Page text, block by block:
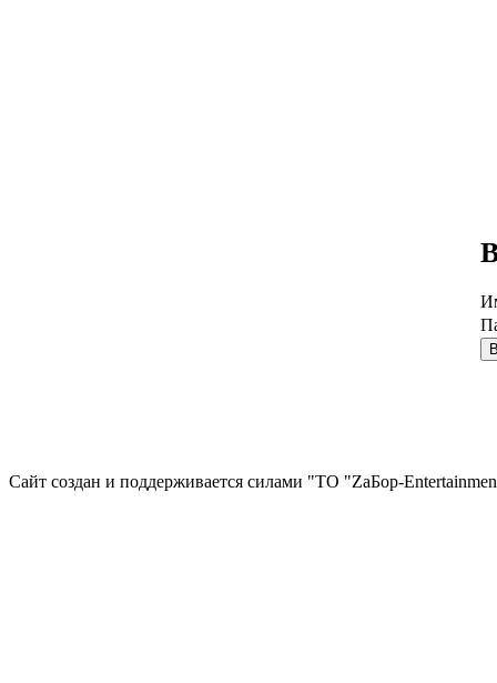
Сайт создан и поддерживается силами "ТО "ZаБор-